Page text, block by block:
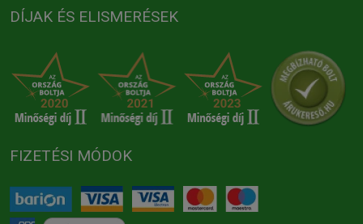
DÍJAK ÉS ELISMERÉSEK
FIZETÉSI MÓDOK